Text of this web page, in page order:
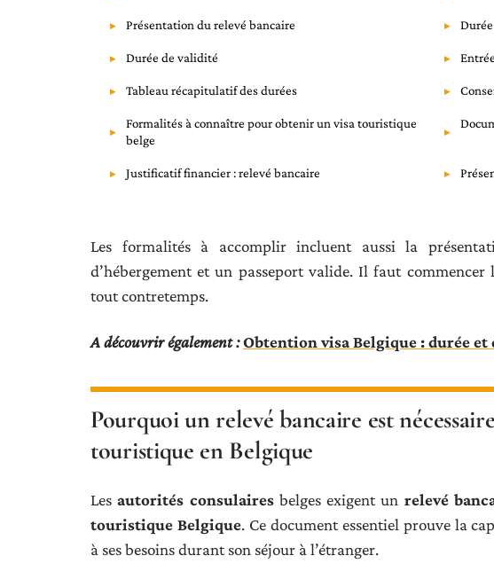
Présentation du relevé bancaire
Durée de validité
Tableau récapitulatif des durées
Formalités à connaître pour obtenir un visa touristique
belge
Justificatif financier : relevé bancaire
Les formalités à accomplir incluent aussi la
d’hébergement et un passeport valide. Il faut commencer
tout contretemps.
A découvrir également :Obtention visa Belgique : durée
Pourquoi un relevé bancaire est
touristique en Belgique
Lesautorités consulairesbelges exigent un relevé
touristique Belgique. Ce document essentiel prouve la
à ses besoins durant son séjour à l’étranger.